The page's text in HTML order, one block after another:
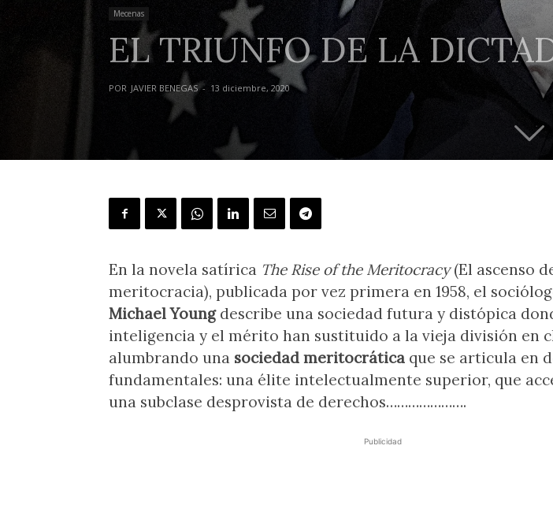
Mecenas
EL TRIUNFO DE LA
POR JAVIER BENEGAS - 13 diciembre, 2020
En la novela satírica The Rise of the Meritocracy(El ascenso
meritocracia), publicada por vez primera en 1958, el
Michael Youngdescribe una sociedad futura y distópica
inteligencia y el mérito han sustituido a la vieja división en
alumbrando una sociedad meritocrática que se articula en
fundamentales: una élite intelectualmente superior, que
una subclase desprovista de derechos………………….
Publicidad